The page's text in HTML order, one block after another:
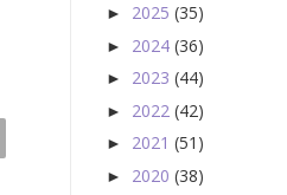
► 2025 (35)
► 2024 (36)
► 2023 (44)
► 2022 (42)
► 2021 (51)
► 2020 (38)